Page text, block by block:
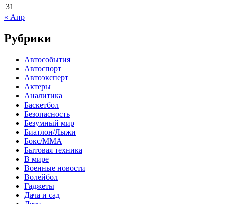
31
« Апр
Рубрики
Автособытия
Автоспорт
Автоэксперт
Актеры
Аналитика
Баскетбол
Безопасность
Безумный мир
Биатлон/Лыжи
Бокс/MMA
Бытовая техника
В мире
Военные новости
Волейбол
Гаджеты
Дача и сад